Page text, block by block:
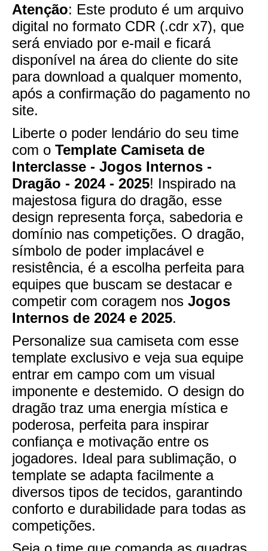
Atenção: Este produto é um arquivo
digital no formato CDR (.cdr x7), que
será enviado por e-mail e ficará
disponível na área do cliente do site
para download a qualquer momento,
após a confirmação do pagamento no
site.
Liberte o poder lendário do seu time
com o Template Camiseta de
Interclasse - Jogos Internos -
Dragão - 2024 - 2025! Inspirado na
majestosa figura do dragão, esse
design representa força, sabedoria e
domínio nas competições. O dragão,
símbolo de poder implacável e
resistência, é a escolha perfeita para
equipes que buscam se destacar e
competir com coragem nos Jogos
Internos de 2024 e 2025.
Personalize sua camiseta com esse
template exclusivo e veja sua equipe
entrar em campo com um visual
imponente e destemido. O design do
dragão traz uma energia mística e
poderosa, perfeita para inspirar
confiança e motivação entre os
jogadores. Ideal para sublimação, o
template se adapta facilmente a
diversos tipos de tecidos, garantindo
conforto e durabilidade para todas as
competições.